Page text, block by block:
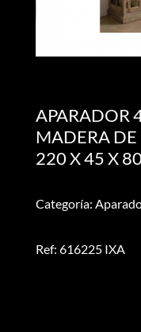
APARADOR
MADERA
220 X 45 X
Categoría:
Ref: 616225 IXA